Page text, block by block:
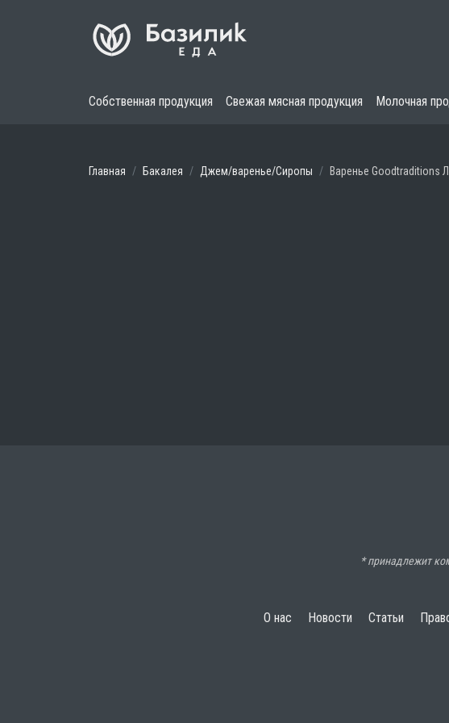
Собственная продукция Свежая мясная продукция Молочная
Главная Бакалея Джем/варенье/Сиропы Варенье Goodtraditions
* принадлежит
О нас Новости Статьи